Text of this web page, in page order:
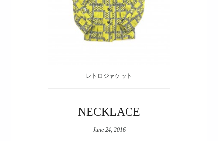
レトロジャケット
NECKLACE
June 24, 2016